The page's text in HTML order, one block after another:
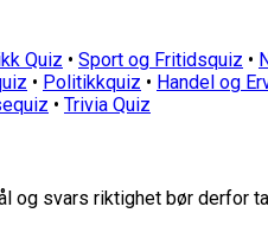
Quiz • Sport og Fritidsquiz •
• Politikkquiz • Handel og
• Trivia Quiz
og svars riktighet bør derfor